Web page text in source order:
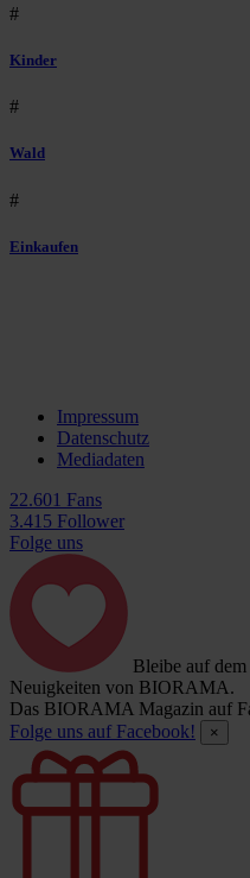
#
Kinder
#
Wald
#
Einkaufen
Impressum
Datenschutz
Mediadaten
22.601 Fans
3.415 Follower
Folge uns
Bleibe auf
Neuigkeiten von BIORAMA.
Das BIORAMA Magazin auf
Folge uns auf Facebook!
×